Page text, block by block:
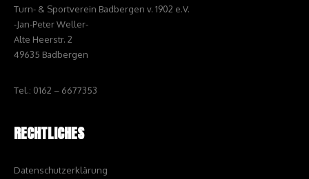
Turn- & Sportverein Badbergen v. 1902 e.V.
-Jan-Peter Weller-
Alte Heerstr. 2
49635 Badbergen
Tel.: 0162 – 6677353
RECHTLICHES
Datenschutzerklärung